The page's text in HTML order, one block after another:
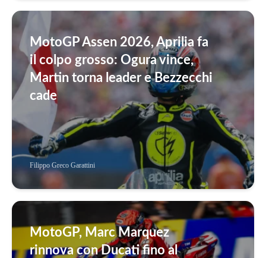
MotoGP Assen 2026, Aprilia fa
il colpo grosso: Ogura vince,
Martin torna leader e Bezzecchi
cade
Filippo Greco Garattini
MotoGP, Marc Marquez
rinnova con Ducati fino al